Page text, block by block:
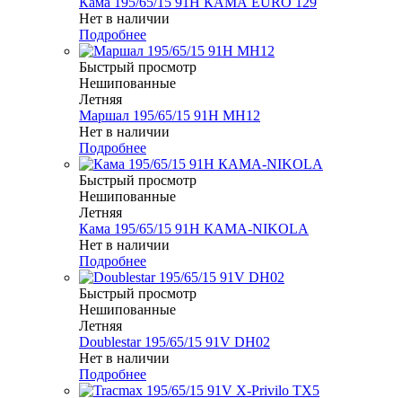
Нет в наличии
Подробнее
Быстрый просмотр
Нешипованные
Летняя
Маршал 195/65/15 91H MH12
Нет в наличии
Подробнее
Быстрый просмотр
Нешипованные
Летняя
Кама 195/65/15 91H КАМА-NIKOLA
Нет в наличии
Подробнее
Быстрый просмотр
Нешипованные
Летняя
Doublestar 195/65/15 91V DH02
Нет в наличии
Подробнее